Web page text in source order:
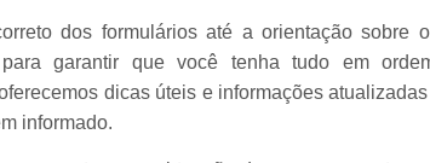
dos formulários até a orientação sobre
garantir que você tenha tudo em
dicas úteis e informações
informado.